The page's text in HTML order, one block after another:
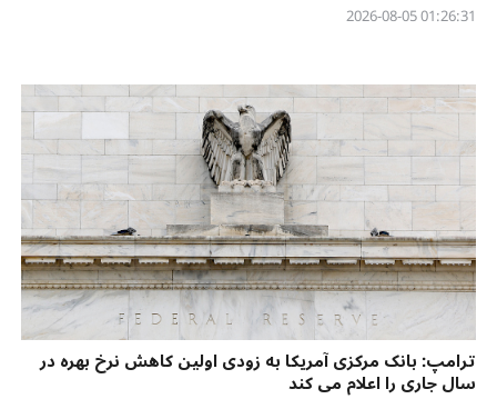
01:26:31 2026-08-05
ترامپ: بانک مرکزی آمریکا به زودی اولین کاهش نرخ بهره در
سال جاری را اعلام می کند